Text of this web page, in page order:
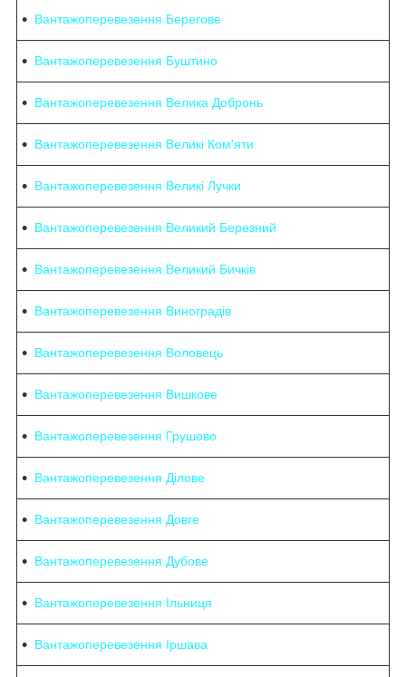
Вантажоперевезення Берегове
Вантажоперевезення Буштино
Вантажоперевезення Велика Добронь
Вантажоперевезення Великі Ком'яти
Вантажоперевезення Великі Лучки
Вантажоперевезення Великий Березний
Вантажоперевезення Великий Бичків
Вантажоперевезення Виноградів
Вантажоперевезення Воловець
Вантажоперевезення Вишковe
Вантажоперевезення Грушово
Вантажоперевезення Ділове
Вантажоперевезення Довге
Вантажоперевезення Дубове
Вантажоперевезення Ільниця
Вантажоперевезення Іршава